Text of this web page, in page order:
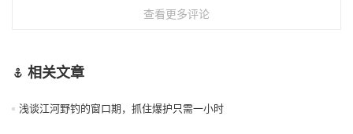
查看更多评论
相关文章
浅谈江河野钓的窗口期，抓住爆护只需一小时